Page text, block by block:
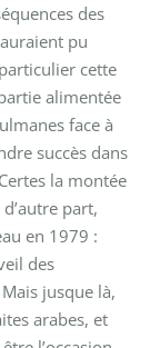
des
pu
cette
alimentée
face à
succès dans
la montée
part,
en 1979 :
des
jusque là,
arabes, et